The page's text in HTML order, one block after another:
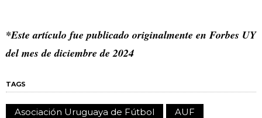
*Este artículo fue publicado originalmente en Forbes UY
del mes de diciembre de 2024
TAGS
Asociación Uruguaya de Fútbol
AUF